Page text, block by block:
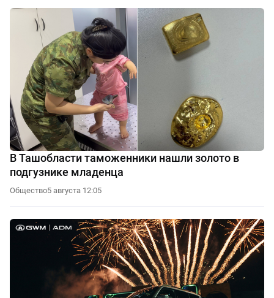
В Ташобласти таможенники нашли золото в
подгузнике младенца
Общество5 августа 12:05